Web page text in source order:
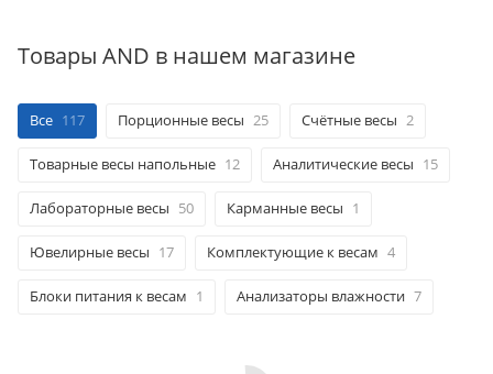
Товары AND в нашем магазине
Все 117 Порционные весы 25 Счётные весы 2
Товарные весы напольные 12 Аналитические весы 15
Лабораторные весы 50 Карманные весы 1
Ювелирные весы 17 Комплектующие к весам 4
Блоки питания к весам 1 Анализаторы влажности 7